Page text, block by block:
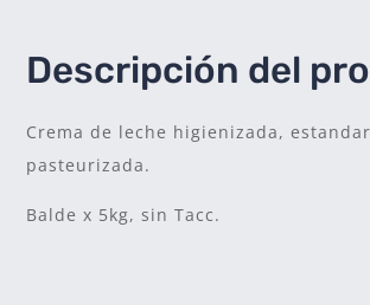
Descripción del
Crema de leche higienizada,
pasteurizada.
Balde x 5kg, sin Tacc.